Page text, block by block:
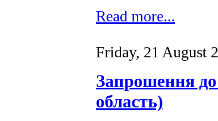
Read more...
Friday, 21 August
Запрошення до
область)